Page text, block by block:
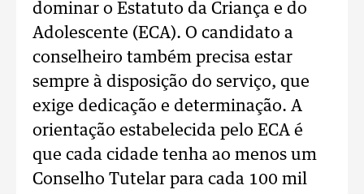
dominar o Estatuto da Criança e do
Adolescente (ECA). O candidato a
conselheiro também precisa estar
sempre à disposição do serviço, que
exige dedicação e determinação. A
orientação estabelecida pelo ECA é
que cada cidade tenha ao menos um
Conselho Tutelar para cada 100 mil